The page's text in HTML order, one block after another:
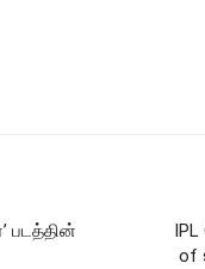
படத்தின்
of